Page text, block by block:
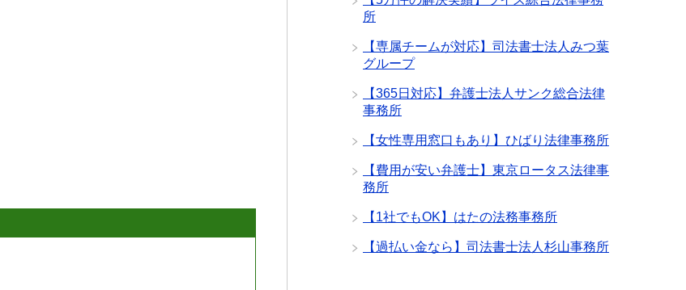
所
【専属チームが対応】司法書士法人みつ葉
グループ
【365日対応】弁護士法人サンク総合法律
事務所
【女性専用窓口もあり】ひばり法律事務所
【費用が安い弁護士】東京ロータス法律事
務所
【1社でもOK】はたの法務事務所
【過払い金なら】司法書士法人杉山事務所